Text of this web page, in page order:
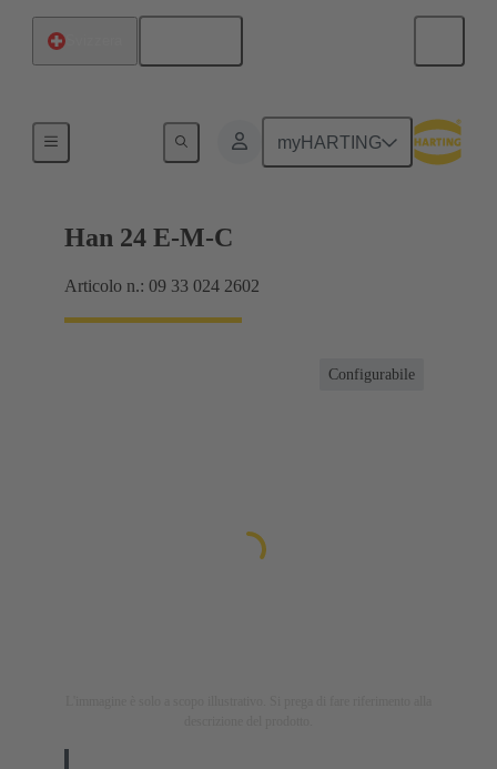
myHARTING
Correnti fino a 16 A
Han 24 E-M-C
Articolo n.: 09 33 024 2602
Configurabile